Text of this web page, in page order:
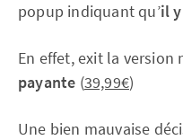
popup indiquant qu’il
En effet, exit la version
payante (39,99€)
Une bien mauvaise